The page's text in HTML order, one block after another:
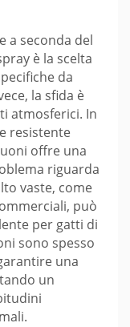
a seconda del
è la scelta
da
la sfida è
atmosferici. In
resistente
offre una
riguarda
vaste, come
può
per gatti di
sono spesso
una
un